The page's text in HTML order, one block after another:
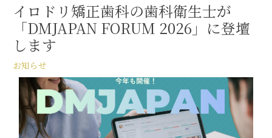
イロドリ矯正歯科の歯科衛生士が
「DMJAPAN FORUM 2026」に登壇
します
お知らせ